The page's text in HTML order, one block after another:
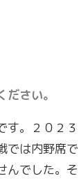
さい。
す。２０２３
では内野席で
んでした。そ